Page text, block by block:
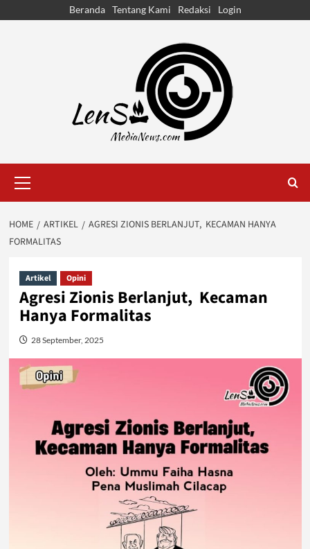
Beranda Tentang Kami Redaksi Login
Menu
HOME ARTIKEL
AGRESI ZIONIS BERLANJUT, KECAMAN HANYA
FORMALITAS
Artikel Opini
Agresi Zionis Berlanjut, Kecaman
Hanya Formalitas
28 September, 2025